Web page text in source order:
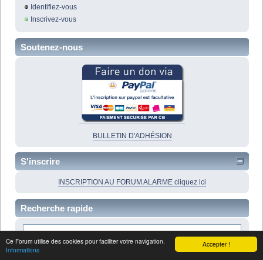
Accepter !
Ce Forum utilise des cookies pour faciliter votre navigation.
Informations
Identifiez-vous
Inscrivez-vous
Soutenez-nous
BULLETIN D'ADHÉSION
S'inscrire
INSCRIPTION AU FORUM ALARME cliquez ici
Recherche rapide